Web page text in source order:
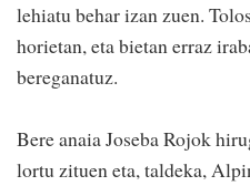
lehiatu behar izan zuen.
horietan, eta bietan erraz
bereganatuz.
Bere anaia Joseba Rojok
lortu zituen eta, taldeka,